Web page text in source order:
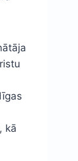
kā